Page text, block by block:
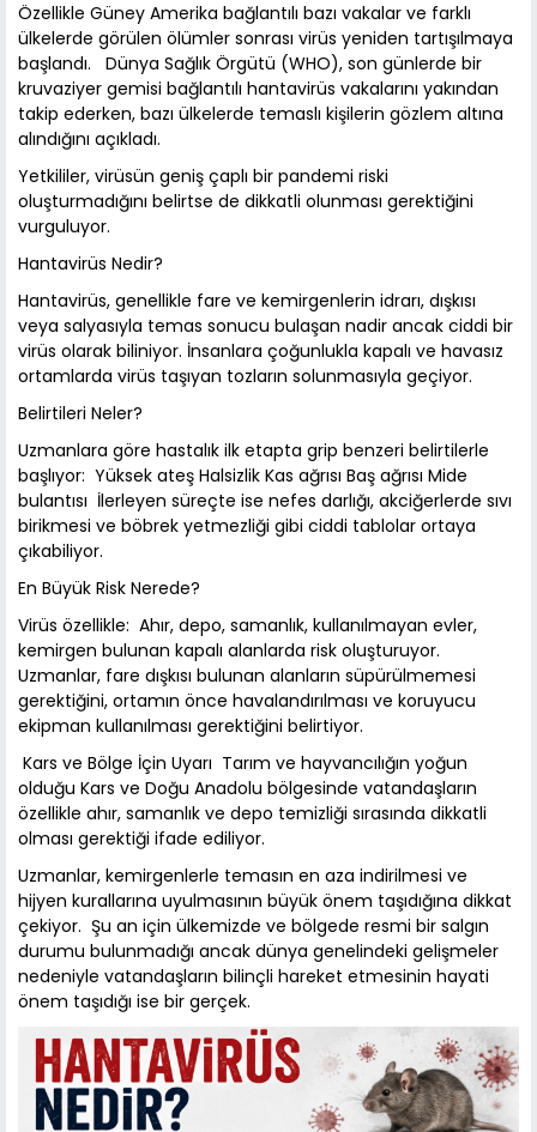
Özellikle Güney Amerika bağlantılı bazı vakalar ve farklı
ülkelerde görülen ölümler sonrası virüs yeniden tartışılmaya
başlandı. Dünya Sağlık Örgütü (WHO), son günlerde bir
kruvaziyer gemisi bağlantılı hantavirüs vakalarını yakından
takip ederken, bazı ülkelerde temaslı kişilerin gözlem altına
alındığını açıkladı.
Yetkililer, virüsün geniş çaplı bir pandemi riski
oluşturmadığını belirtse de dikkatli olunması gerektiğini
vurguluyor.
Hantavirüs Nedir?
Hantavirüs, genellikle fare ve kemirgenlerin idrarı, dışkısı
veya salyasıyla temas sonucu bulaşan nadir ancak ciddi bir
virüs olarak biliniyor. İnsanlara çoğunlukla kapalı ve havasız
ortamlarda virüs taşıyan tozların solunmasıyla geçiyor.
Belirtileri Neler?
Uzmanlara göre hastalık ilk etapta grip benzeri belirtilerle
başlıyor: Yüksek ateş Halsizlik Kas ağrısı Baş ağrısı Mide
bulantısı İlerleyen süreçte ise nefes darlığı, akciğerlerde sıvı
birikmesi ve böbrek yetmezliği gibi ciddi tablolar ortaya
çıkabiliyor.
En Büyük Risk Nerede?
Virüs özellikle: Ahır, depo, samanlık, kullanılmayan evler,
kemirgen bulunan kapalı alanlarda risk oluşturuyor.
Uzmanlar, fare dışkısı bulunan alanların süpürülmemesi
gerektiğini, ortamın önce havalandırılması ve koruyucu
ekipman kullanılması gerektiğini belirtiyor.
Kars ve Bölge İçin Uyarı Tarım ve hayvancılığın yoğun
olduğu Kars ve Doğu Anadolu bölgesinde vatandaşların
özellikle ahır, samanlık ve depo temizliği sırasında dikkatli
olması gerektiği ifade ediliyor.
Uzmanlar, kemirgenlerle temasın en aza indirilmesi ve
hijyen kurallarına uyulmasının büyük önem taşıdığına dikkat
çekiyor. Şu an için ülkemizde ve bölgede resmi bir salgın
durumu bulunmadığı ancak dünya genelindeki gelişmeler
nedeniyle vatandaşların bilinçli hareket etmesinin hayati
önem taşıdığı ise bir gerçek.